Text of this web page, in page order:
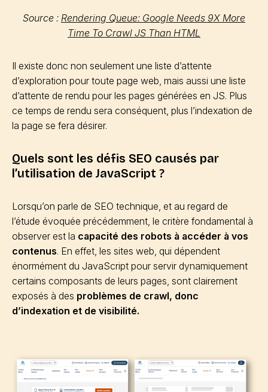
Source : Rendering Queue: Google Needs 9X More
Time To Crawl JS Than HTML
Il existe donc non seulement une liste d’attente
d’exploration pour toute page web, mais aussi une liste
d’attente de rendu pour les pages générées en JS. Plus
ce temps de rendu sera conséquent, plus l’indexation de
la page se fera désirer.
Quels sont les défis SEO causés par
l’utilisation de JavaScript ?
Lorsqu’on parle de SEO technique, et au regard de
l’étude évoquée précédemment, le critère fondamental à
observer est la capacité des robots à accéder à vos
contenus. En effet, les sites web, qui dépendent
énormément du JavaScript pour servir dynamiquement
certains composants de leurs pages, sont clairement
exposés à des problèmes de crawl, donc
d’indexation et de visibilité.